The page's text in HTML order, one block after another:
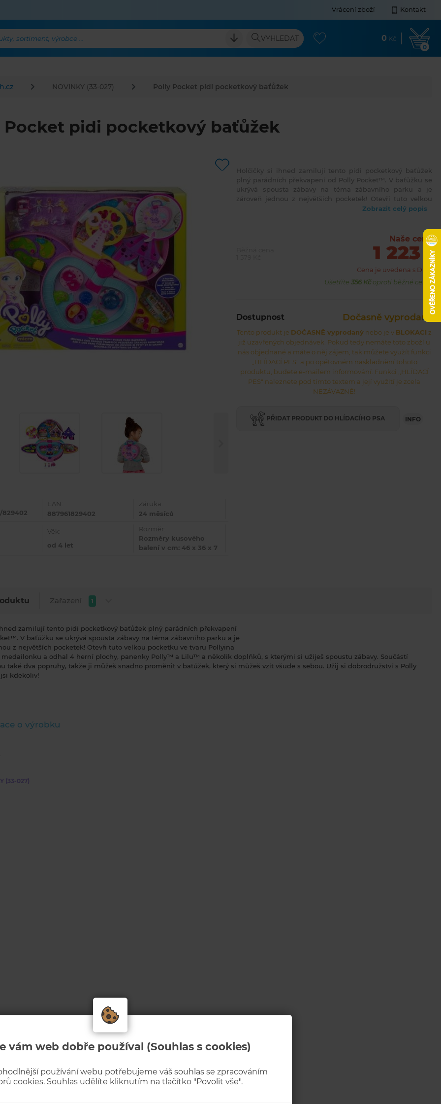
vám web dobře používal (Souhlas s cookies)
používání webu potřebujeme váš souhlas se zpracováním
cookies. Souhlas udělíte kliknutím na tlačítko "Povolit vše".
Vrácení zboží Kontakt
sortiment, výrobce ... VYHLEDAT 0 Kč
0
NOVINKY (33-027) Polly Pocket pidi pocketkový baťůžek
Pocket pidi pocketkový baťůžek
829402
EAN:
887961829402
Záruka:
24 měsíců
Věk:
od 4 let
Rozměr:
Rozměry kusového
balení v cm: 46 x 36 x 7
Holčičky si ihned zamilují tento pidi pocketkový baťůžek
plný parádních překvapení od Polly Pocket™. V baťůžku se
ukrývá spousta zábavy na téma zábavního parku a je
zároveň jednou z největších pocketek! Otevři tuto velkou
pocketku ve tvaru Pollyina srdíčkového medailonku a
pocketky jsou také dva popruhy, takže ji můžeš snadno
proměnit v batůžek, který si můžeš vzít všude s sebou. Užij
si dobrodružství s Polly Pocket™, ať jsi kdekoliv!
Zobrazit celý popis
Naše cena
1 223 Kč
Cena je uvedena s DPH
Ušetříte 356 Kčoproti běžné ceně.
Dostupnost Dočasně vyprodaný
Tento produkt je DOČASNĚ vyprodaný nebo je v BLOKACI z
již uzavřených objednávek. Pokud tedy nemáte toto zboží u
nás objednané a máte o něj zájem, tak můžete využít funkci
,,HLÍDACÍ PES" a po opětovném naskladnění tohoto
produktu, budete e-mailem informování. Funkci ,,HLÍDACÍ
PES" naleznete pod tímto textem a její využití je zcela
NEZÁVAZNÉ!
PŘIDAT PRODUKT DO HLÍDACÍHO PSA INFO
Zařazení 1
zamilují tento pidi pocketkový baťůžek plný parádních překvapení
V baťůžku se ukrývá spousta zábavy na téma zábavního parku a je
z největších pocketek! Otevři tuto velkou pocketku ve tvaru Pollyina
medailonku a odhal 4 herní plochy, panenky Polly™ a Lilu™ a několik doplňků, s kterými si užiješ spoustu zábavy. Součástí
také dva popruhy, takže ji můžeš snadno proměnit v batůžek, který si můžeš vzít všude s sebou. Užij si dobrodružství s Polly
kdekoliv!
o výrobku
(33-027)